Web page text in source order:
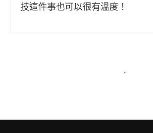
技這件事也可以很有溫度！